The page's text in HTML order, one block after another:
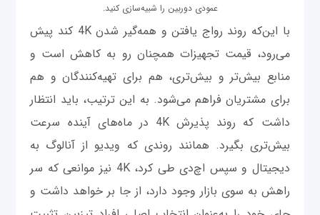
عمودی دوربین را شبیه‌سازی کنید.
با این‌که روند رواج یافتن و همه‌گیر شدن 4K کند پیش
می‌رود، قیمت تجهیزات همچنان رو به کاهش است و
منابع بیش‌تر و بیش‌تری، هم برای تهیه‌کنندگان و هم
برای مشتریان فراهم می‌شود. به این ترتیب، باید انتظار
داشت که روند پذیرش 4K در ماه‌های آینده سرعت
بیش‌تری بگیرد. همانند روندی که ویدیو از آنالوگ به
دیجیتال و سپس اچ‌دی طی کرد، 4K نیز موانعی که سر
راهش به سوی بازار وجود دارد، از جا بر خواهد داشت و